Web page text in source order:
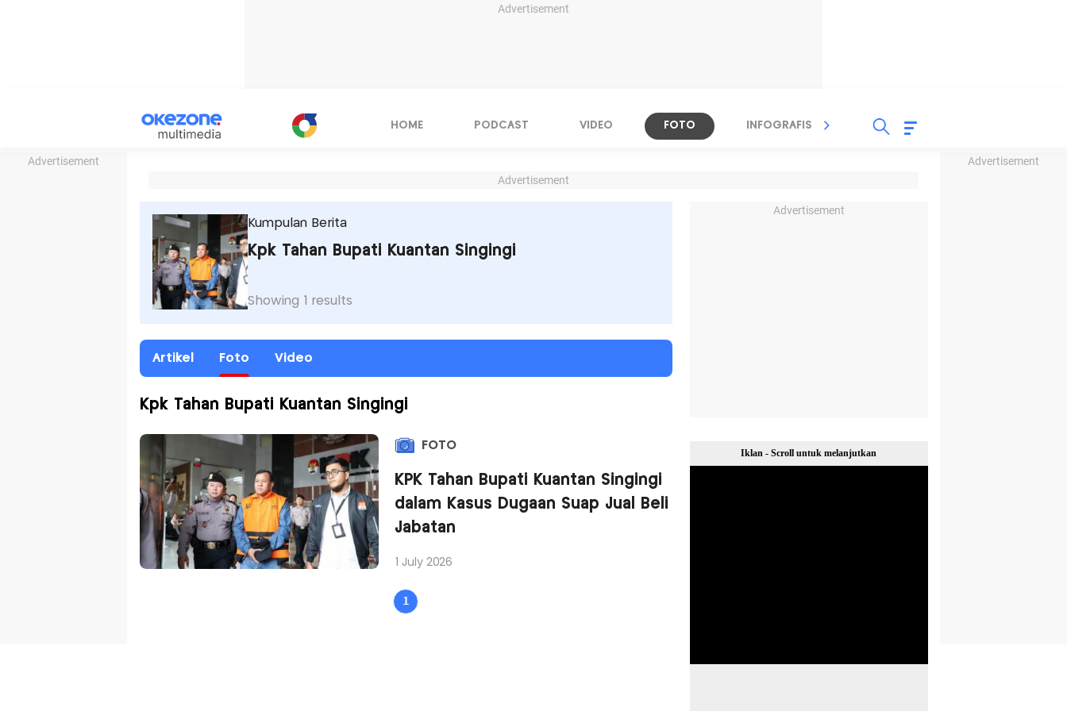
Advertisement
Advertisement Advertisement
HOME PODCAST VIDEO FOTO INFOGRAFIS TV STREAMING
Advertisement
Kumpulan Berita
Kpk Tahan Bupati Kuantan Singingi
Showing 1 results
Artikel Foto Video
Kpk Tahan Bupati Kuantan Singingi
FOTO
KPK Tahan Bupati Kuantan Singingi
dalam Kasus Dugaan Suap Jual Beli
Jabatan
1 July 2026
1
Advertisement
Iklan - Scroll untuk melanjutkan